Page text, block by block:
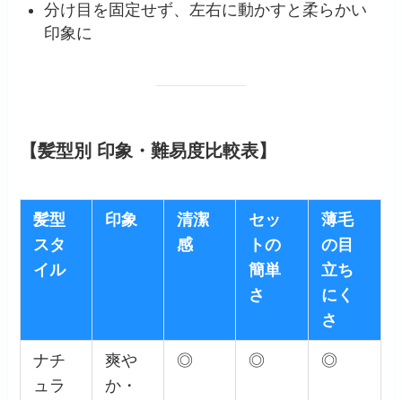
分け目を固定せず、左右に動かすと柔らかい
印象に
【髪型別 印象・難易度比較表】
髪型
スタ
イル
印象
清潔
感
セッ
トの
簡単
さ
薄毛
の目
立ち
にく
さ
ナチ
ュラ
爽や
か・
◎ ◎ ◎